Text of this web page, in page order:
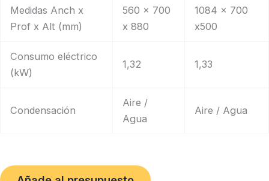
Medidas Anch x
Prof x Alt (mm)
560 x 700
x 880
1084 x 700
x500
Consumo eléctrico
(kW)
1,32 1,33
Condensación
Aire /
Agua
Aire / Agua